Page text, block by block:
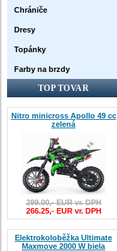
Chrániče
Dresy
Topánky
Farby na brzdy
TOP TOVAR
Nitro minicross Apollo 49 cc
zelená
299.00,- EUR vr. DPH
266.25,- EUR vr. DPH
Elektrokoloběžka Ultimate
Maxmove 2000 W biela